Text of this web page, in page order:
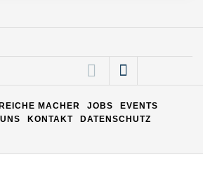
Software – flexibel, offen,
ELOPRINT im Employer
Portrait
MACHER JOBS
EVENTS
KONTAKT
DATENSCHUTZ